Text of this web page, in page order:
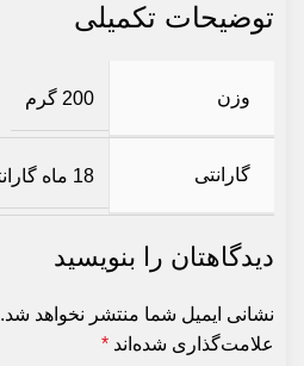
توضیحات تکمیلی
وزن 200 گرم
گارانتی 18 ماه گارانتی اووان
دیدگاهتان را بنویسید
نشانی ایمیل شما منتشر نخواهد شد.
علامت‌گذاری شده‌اند *